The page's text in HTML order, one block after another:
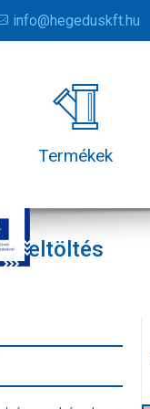
info@hegeduskft.hu
Termékek
feltöltés